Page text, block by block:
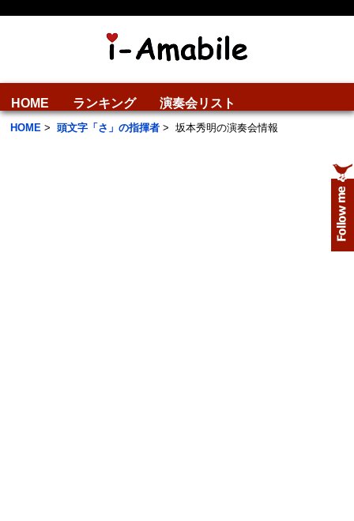
HOME ランキング 演奏会リスト
HOME > 頭文字「さ」の指揮者 > 坂本秀明の演奏会情報